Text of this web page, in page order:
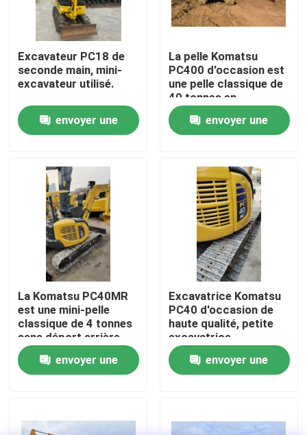
À la maison
Produits
Vidéos
À propos de nous
Visite de l'usine
Contrôle de la qualité
Nous contacter
Demandez un devis
Machines de construction utilisées
Excavateur PC18 de
seconde main, mini-
excavateur utilisé.
envoyer une
La pelle Komatsu
PC400 d'occasion est
une pelle classique de
40 tonnes en
provenance du Japon
envoyer une
La Komatsu PC40MR
est une mini-pelle
classique de 4 tonnes
sans déport arrière,
fabriquée au Japon
envoyer une
Excavatrice Komatsu
PC40 d'occasion de
haute qualité, petite
excavatrice
d'occasion
envoyer une